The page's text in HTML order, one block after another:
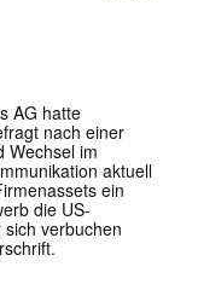
AG hatte
nach einer
Wechsel im
aktuell
ein
die US-
verbuchen